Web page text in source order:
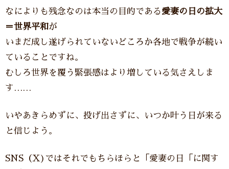
なによりも残念なのは本当の目的である 愛妻の日の拡大
＝世界平和が
いまだ成し遂げられていないどころか各地で戦争が続い
ていることですね。
むしろ世界を覆う緊張感はより増している気さえしま
す……
いやあきらめずに、投げ出さずに、いつか叶う日が来る
と信じよう。
SNS（X)ではそれでもちらほらと「愛妻の日「に関す